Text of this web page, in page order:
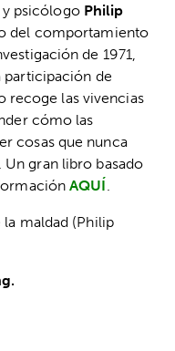
y psicólogo Philip
del comportamiento
de 1971,
de
recoge las vivencias
cómo las
cosas que nunca
gran libro basado
AQUÍ.